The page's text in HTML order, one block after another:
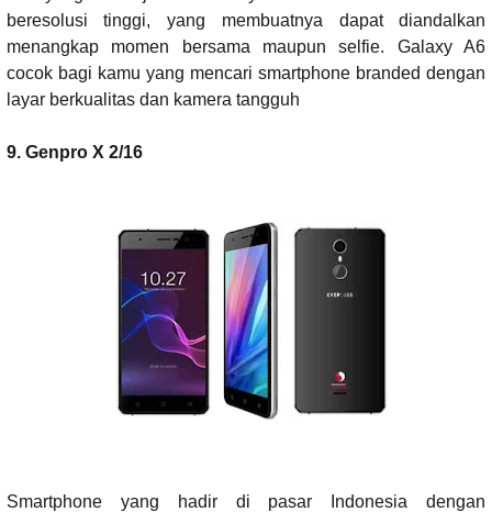
beresolusi tinggi, yang membuatnya dapat diandalkan
menangkap momen bersama maupun selfie. Galaxy A6
cocok bagi kamu yang mencari smartphone branded dengan
layar berkualitas dan kamera tangguh
9. Genpro X 2/16
Smartphone yang hadir di pasar Indonesia dengan